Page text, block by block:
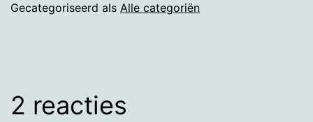
Gecategoriseerd als Alle categoriën
2 reacties